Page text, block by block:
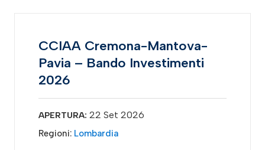
CCIAA Cremona-Mantova-
Pavia – Bando Investimenti
2026
APERTURA: 22 Set 2026
Regioni: Lombardia